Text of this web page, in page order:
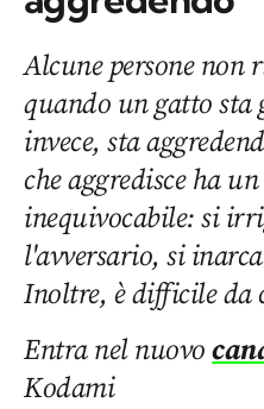
Alcune persone non
quando un gatto sta
invece, sta
che aggredisce ha
inequivocabile: si
l'avversario, si
Inoltre, è difficile da
Entra nel nuovo
Kodami